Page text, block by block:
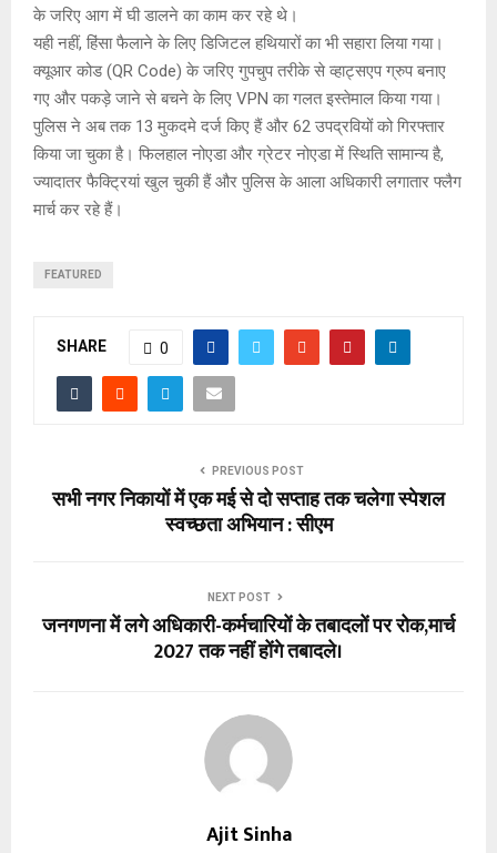
के जरिए आग में घी डालने का काम कर रहे थे।
यही नहीं, हिंसा फैलाने के लिए डिजिटल हथियारों का भी सहारा लिया गया।
क्यूआर कोड (QR Code) के जरिए गुपचुप तरीके से व्हाट्सएप ग्रुप बनाए
गए और पकड़े जाने से बचने के लिए VPN का गलत इस्तेमाल किया गया।
पुलिस ने अब तक 13 मुकदमे दर्ज किए हैं और 62 उपद्रवियों को गिरफ्तार
किया जा चुका है। फिलहाल नोएडा और ग्रेटर नोएडा में स्थिति सामान्य है,
ज्यादातर फैक्ट्रियां खुल चुकी हैं और पुलिस के आला अधिकारी लगातार फ्लैग
मार्च कर रहे हैं।
FEATURED
SHARE 0
PREVIOUS POST
सभी नगर निकायों में एक मई से दो सप्ताह तक चलेगा स्पेशल
स्वच्छता अभियान : सीएम
NEXT POST
जनगणना में लगे अधिकारी-कर्मचारियों के तबादलों पर रोक,मार्च
2027 तक नहीं होंगे तबादले।
Ajit Sinha